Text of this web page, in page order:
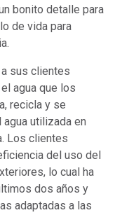
bonito detalle para
de vida para
sus clientes
agua que los
recicla y se
utilizada en
Los clientes
del uso del
lo cual ha
dos años y
adaptadas a las